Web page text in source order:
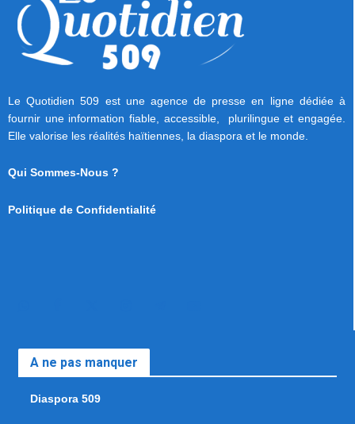
Le Quotidien 509 est une agence de presse en ligne dédiée à
fournir une information fiable, accessible, plurilingue et engagée.
Elle valorise les réalités haïtiennes, la diaspora et le monde.
Qui Sommes-Nous ?
Politique de Confidentialité
A ne pas manquer
Diaspora 509